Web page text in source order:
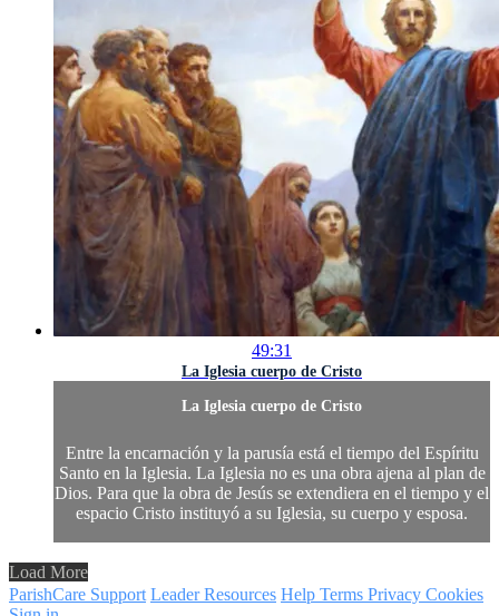
49:31
La Iglesia cuerpo de Cristo
La Iglesia cuerpo de Cristo
Entre la encarnación y la parusía está el tiempo del Espíritu
Santo en la Iglesia. La Iglesia no es una obra ajena al plan de
Dios. Para que la obra de Jesús se extendiera en el tiempo y el
espacio Cristo instituyó a su Iglesia, su cuerpo y esposa.
Load More
ParishCare Support Leader Resources Help Terms Privacy Cookies